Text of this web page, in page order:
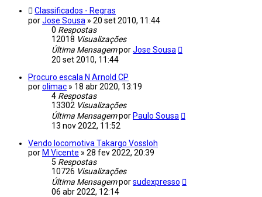
Classificados - Regras
porJose Sousa » 20 set 2010, 11:44
0 Respostas
12018 Visualizações
Última MensagemporJose Sousa
20 set 2010, 11:44
Procuro escala N Arnold CP
porolimac » 18 abr 2020, 13:19
4 Respostas
13302 Visualizações
Última Mensagempor Paulo Sousa
13 nov 2022, 11:52
Vendo locomotiva Takargo Vossloh
por M Vicente » 28 fev 2022, 20:39
5 Respostas
10726 Visualizações
Última Mensagemporsudexpresso
06 abr 2022, 12:14